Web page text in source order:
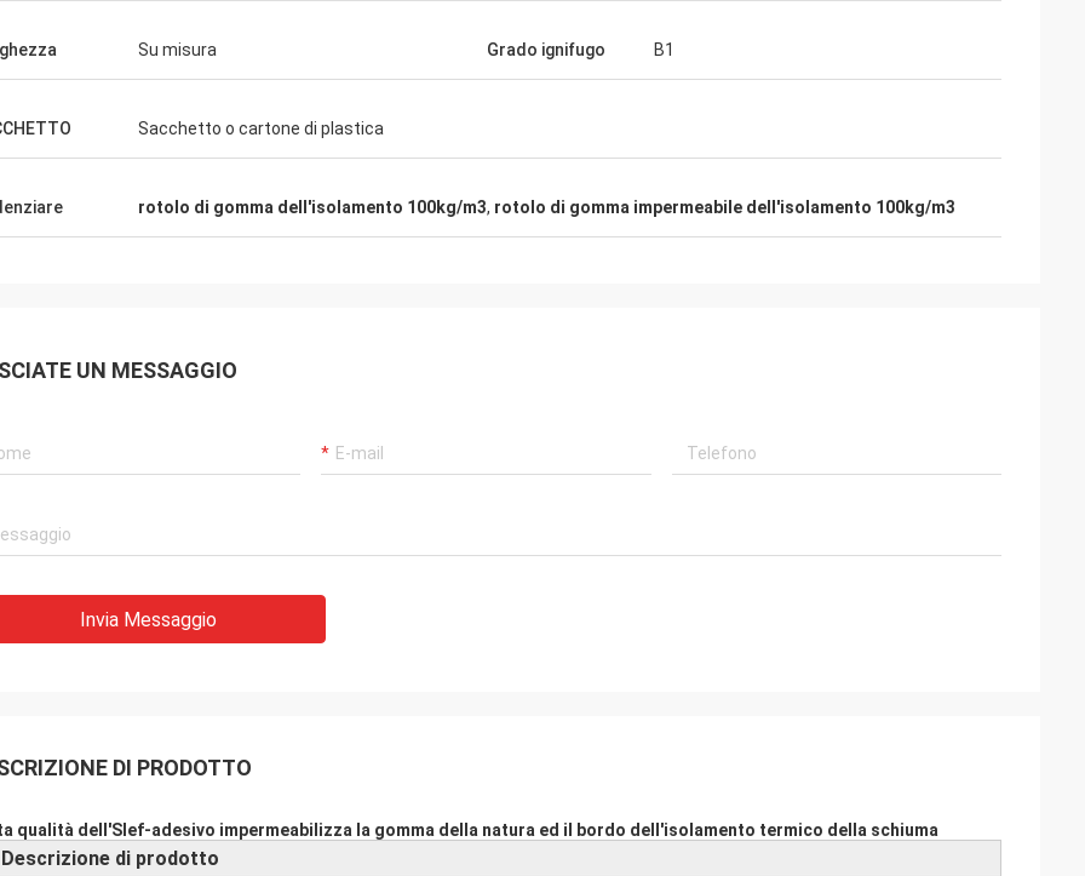
Edward Deanda
per la vostra ospitalità
noi avrà cooperazione
nell'immediato futuro.
Su misura Grado ignifugo B1
Sacchetto o cartone di plastica
rotolo di gomma dell'isolamento 100kg/m3, rotolo di gomma impermeabile dell'isolamento 100kg/m3
UN MESSAGGIO
Invia Messaggio
DI PRODOTTO
qualità dell'Slef-adesivo impermeabilizza la gomma della natura ed il bordo dell'isolamento termico della schiuma
Descrizione di prodotto